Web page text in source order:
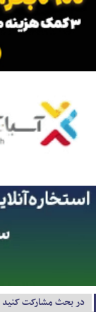
در بحث مشارکت کنید